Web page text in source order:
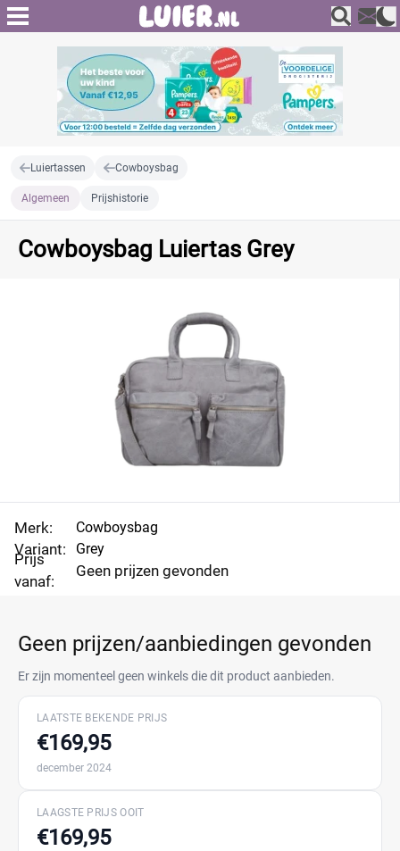
Luiertassen Cowboysbag
Algemeen Prijshistorie
Cowboysbag Luiertas Grey
Merk:
Variant:
Prijs
vanaf:
Cowboysbag
Grey
Geen prijzen gevonden
Geen prijzen/aanbiedingen gevonden
Er zijn momenteel geen winkels die dit product aanbieden.
LAATSTE BEKENDE PRIJS
€169,95
december 2024
LAAGSTE PRIJS OOIT
€169,95